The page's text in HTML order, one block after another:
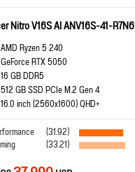
Nitro V16S AI ANV16S-41-R7N6
AMD Ryzen 5 240
GeForce RTX 5050
16 GB DDR5
512 GB SSD PCIe M.2 Gen 4
16.0 inch (2560x1600) QHD+
(31.92)
(33.21)